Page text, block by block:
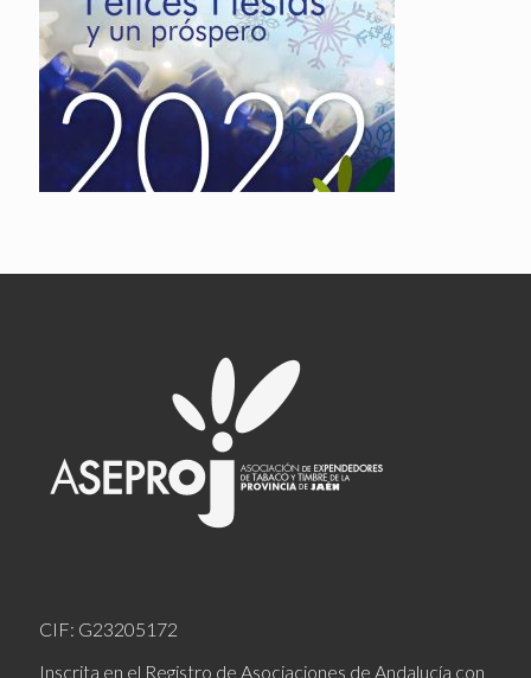
CIF: G23205172
Inscrita en el Registro de Asociaciones de Andalucía con